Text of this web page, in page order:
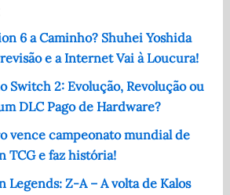
te
r
e
6 a Caminho? Shuhei Yoshida
e a Internet Vai à Loucura!
Switch 2: Evolução, Revolução ou
DLC Pago de Hardware?
vence campeonato mundial de
TCG e faz história!
Legends: Z-A – A volta de Kalos